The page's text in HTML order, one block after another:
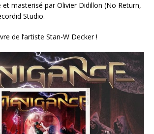
et masterisé par Olivier Didillon (No Return,
Studio.
de l’artiste Stan-W Decker !